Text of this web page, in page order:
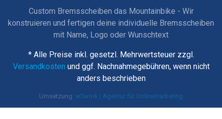
Custom Bremsscheiben das Mountainbike - Wir
konstruieren und fertigen deine individuelle Bremsscheiben
mit Name, Logo oder Wunschtext
* Alle Preise inkl. gesetzl. Mehrwertsteuer zzgl.
Versandkosten und ggf. Nachnahmegebühren, wenn nicht
anders beschrieben
Umsetzung: w3work | Agentur für Onlinemarketing